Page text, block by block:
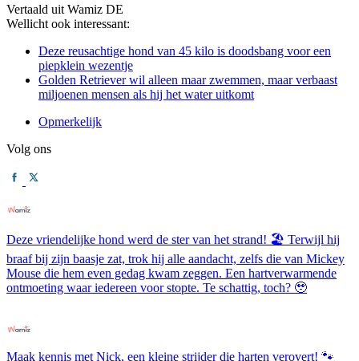
Vertaald uit Wamiz DE
Wellicht ook interessant:
Deze reusachtige hond van 45 kilo is doodsbang voor een
piepklein wezentje
Golden Retriever wil alleen maar zwemmen, maar verbaast
miljoenen mensen als hij het water uitkomt
Opmerkelijk
Volg ons
Deze vriendelijke hond werd de ster van het strand! 🏖️ Terwijl hij
braaf bij zijn baasje zat, trok hij alle aandacht, zelfs die van Mickey
Mouse die hem even gedag kwam zeggen. Een hartverwarmende
ontmoeting waar iedereen voor stopte. Te schattig, toch? 🥹
Maak kennis met Nick, een kleine strijder die harten verovert! 🐾